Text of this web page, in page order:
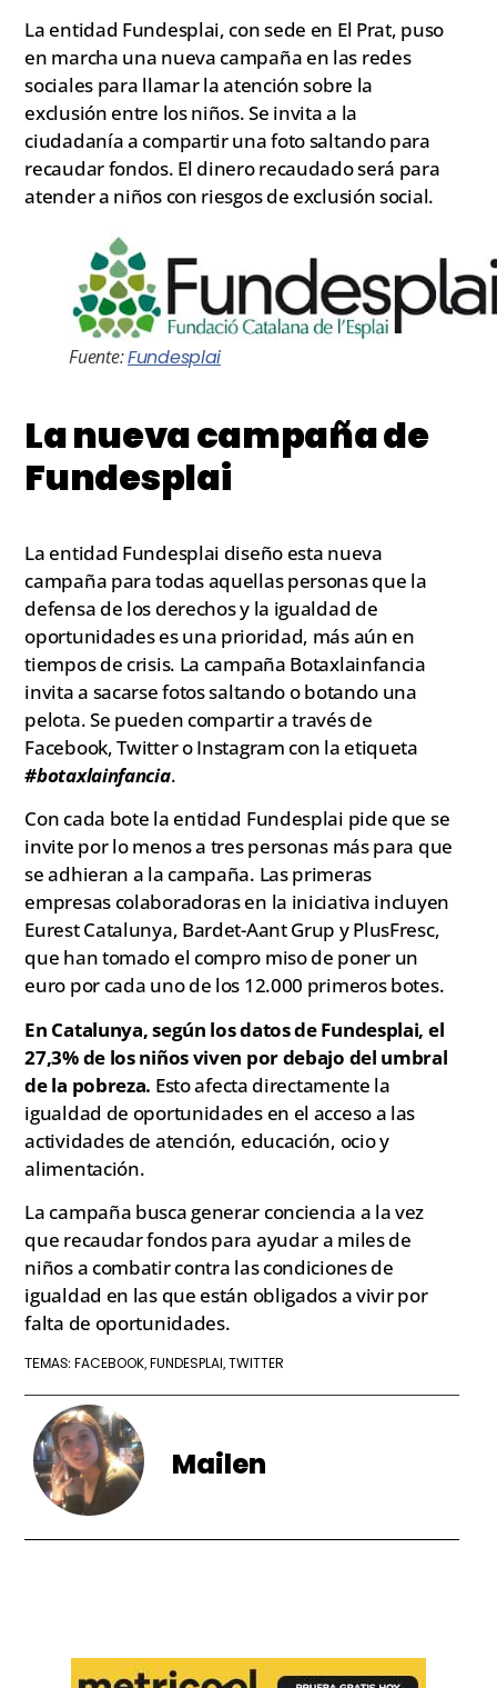
La entidad Fundesplai, con sede en El Prat, puso
en marcha una nueva campaña en las redes
sociales para llamar la atención sobre la
exclusión entre los niños. Se invita a la
ciudadanía a compartir una foto saltando para
recaudar fondos. El dinero recaudado será para
atender a niños con riesgos de exclusión social.
Fuente:Fundesplai
La nueva campaña de
Fundesplai
La entidad Fundesplai diseño esta nueva
campaña para todas aquellas personas que la
defensa de los derechos y la igualdad de
oportunidades es una prioridad, más aún en
tiempos de crisis. La campaña Botaxlainfancia
invita a sacarse fotos saltando o botando una
pelota. Se pueden compartir a través de
Facebook, Twitter o Instagram con la etiqueta
#botaxlainfancia.
Con cada bote la entidad Fundesplai pide que se
invite por lo menos a tres personas más para que
se adhieran a la campaña. Las primeras
empresas colaboradoras en la iniciativa incluyen
Eurest Catalunya, Bardet-Aant Grup y PlusFresc,
que han tomado el compro miso de poner un
euro por cada uno de los 12.000 primeros botes.
En Catalunya, según los datos de Fundesplai, el
27,3% de los niños viven por debajo del umbral
de la pobreza. Esto afecta directamente la
igualdad de oportunidades en el acceso a las
actividades de atención, educación, ocio y
alimentación.
La campaña busca generar conciencia a la vez
que recaudar fondos para ayudar a miles de
niños a combatir contra las condiciones de
igualdad en las que están obligados a vivir por
falta de oportunidades.
TEMAS:FACEBOOK ,FUNDESPLAI ,TWITTER
Mailen